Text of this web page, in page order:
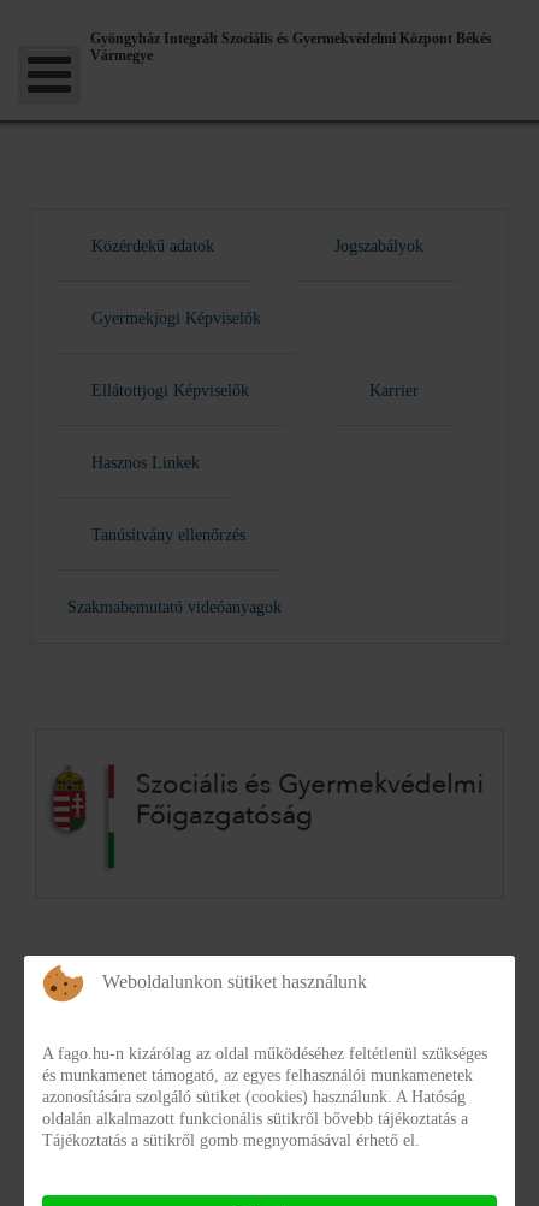
Gyöngyház Integrált Szociális és Gyermekvédelmi Központ Békés
Vármegye
Közérdekű adatok Jogszabályok
Gyermekjogi Képviselők
Ellátottjogi Képviselők Karrier
Hasznos Linkek
Tanúsítvány ellenőrzés
Szakmabemutató videóanyagok
Adományok
Weboldalunkon sütiket használunk
A fago.hu-n kizárólag az oldal működéséhez feltétlenül szükséges
és munkamenet támogató, az egyes felhasználói munkamenetek
azonosítására szolgáló sütiket (cookies) használunk. A Hatóság
oldalán alkalmazott funkcionális sütikről bővebb tájékoztatás a
Tájékoztatás a sütikről gomb megnyomásával érhető el.